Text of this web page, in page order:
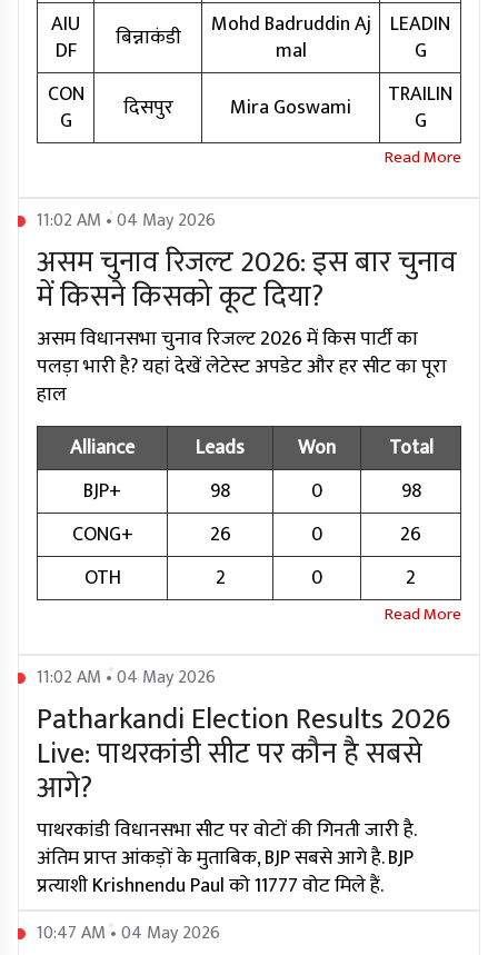
AIU
DF
बिन्नाकंडी
Mohd Badruddin Aj
mal
LEADIN
G
CON
G
दिसपुर Mira Goswami
TRAILIN
G
11:02 AM • 04 May 2026
असम चुनाव रिजल्ट 2026: इस बार चुनाव
में किसने किसको कूट दिया?
असम विधानसभा चुनाव रिजल्ट 2026 में किस पार्टी का
पलड़ा भारी है? यहां देखें लेटेस्ट अपडेट और हर सीट का पूरा
हाल
Alliance
Leads Won
Total
BJP+
98 0
98
CONG+
26 0
26
OTH
2 0 2
11:02 AM • 04 May 2026
Patharkandi Election Results 2026
Live: पाथरकांडी सीट पर कौन है सबसे
आगे?
पाथरकांडी विधानसभा सीट पर वोटों की गिनती जारी है.
अंतिम प्राप्त आंकड़ों के मुताबिक, BJP सबसे आगे है. BJP
प्रत्याशी Krishnendu Paul को 11777 वोट मिले हैं.
10:47 AM • 04 May 2026